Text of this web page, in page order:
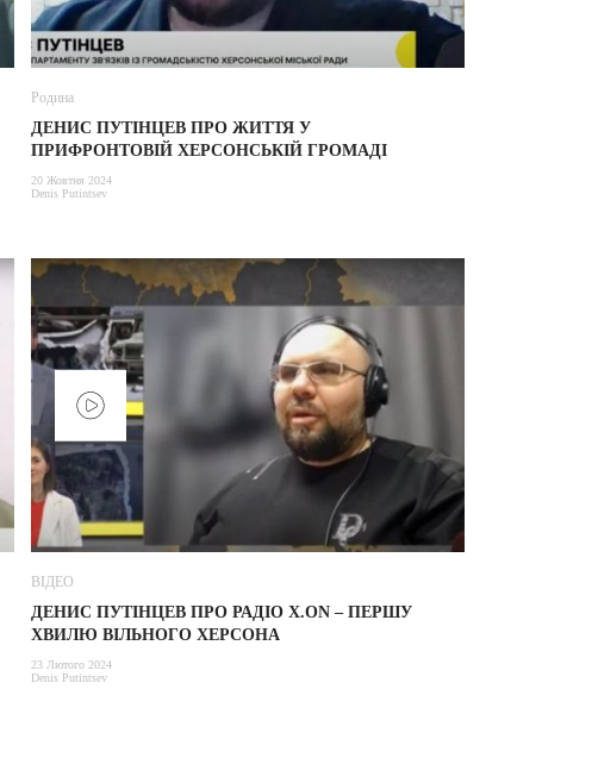
Родина
ДЕНИС ПУТІНЦЕВ ПРО ЖИТТЯ У
ПРИФРОНТОВІЙ ХЕРСОНСЬКІЙ ГРОМАДІ
20 Жовтня 2024
Denis Putintsev
ВІДЕО
ДЕНИС ПУТІНЦЕВ ПРО РАДІО X.ON – ПЕРШУ
ХВИЛЮ ВІЛЬНОГО ХЕРСОНА
23 Лютого 2024
Denis Putintsev